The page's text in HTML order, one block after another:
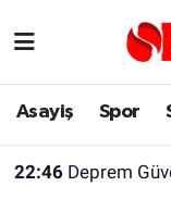
Asayiş Spor
22:46 Deprem
Asayiş
Yaşam
Eskişehir